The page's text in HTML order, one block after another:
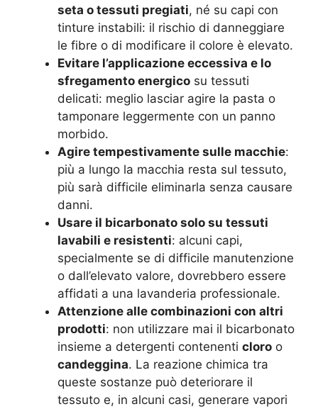
seta o tessuti pregiati, né su capi con
tinture instabili: il rischio di danneggiare
le fibre o di modificare il colore è elevato.
Evitare l’applicazione eccessiva e lo
sfregamento energico su tessuti
delicati: meglio lasciar agire la pasta o
tamponare leggermente con un panno
morbido.
Agire tempestivamente sulle macchie:
più a lungo la macchia resta sul tessuto,
più sarà difficile eliminarla senza causare
danni.
Usare il bicarbonato solo su tessuti
lavabili e resistenti: alcuni capi,
specialmente se di difficile manutenzione
o dall’elevato valore, dovrebbero essere
affidati a una lavanderia professionale.
Attenzione alle combinazioni con altri
prodotti: non utilizzare mai il bicarbonato
insieme a detergenti contenenti cloro o
candeggina. La reazione chimica tra
queste sostanze può deteriorare il
tessuto e, in alcuni casi, generare vapori